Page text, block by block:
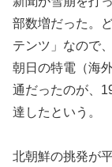
部数増だった。
テンツ」なので
朝日の特電（海
通だったのが、
達したという。
北朝鮮の挑発が